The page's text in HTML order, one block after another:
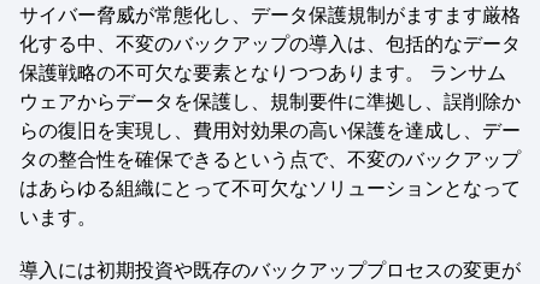
サイバー脅威が常態化し、データ保護規制がますます厳格
化する中、不変のバックアップの導入は、包括的なデータ
保護戦略の不可欠な要素となりつつあります。 ランサム
ウェアからデータを保護し、規制要件に準拠し、誤削除か
らの復旧を実現し、費用対効果の高い保護を達成し、デー
タの整合性を確保できるという点で、不変のバックアップ
はあらゆる組織にとって不可欠なソリューションとなって
います。
導入には初期投資や既存のバックアッププロセスの変更が